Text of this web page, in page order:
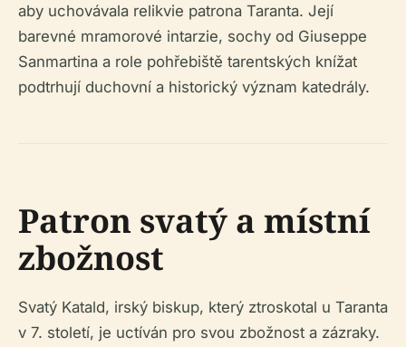
aby uchovávala relikvie patrona Taranta. Její
barevné mramorové intarzie, sochy od Giuseppe
Sanmartina a role pohřebiště tarentských knížat
podtrhují duchovní a historický význam katedrály.
Patron svatý a místní
zbožnost
Svatý Katald, irský biskup, který ztroskotal u Taranta
v 7. století, je uctíván pro svou zbožnost a zázraky.